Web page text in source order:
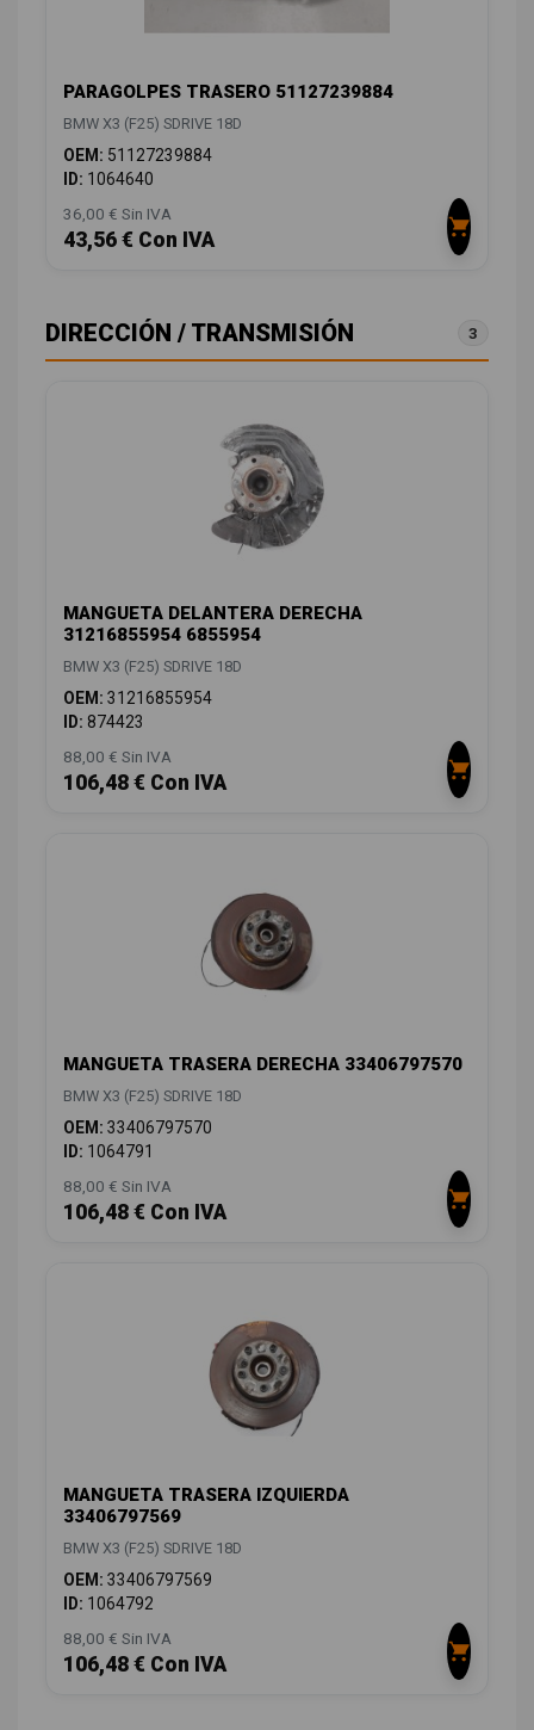
PARAGOLPES TRASERO 51127239884
BMW X3 (F25) SDRIVE 18D
OEM: 51127239884
ID: 1064640
36,00 € Sin IVA
43,56 € Con IVA
DIRECCIÓN / TRANSMISIÓN 3
MANGUETA DELANTERA DERECHA
31216855954 6855954
BMW X3 (F25) SDRIVE 18D
OEM: 31216855954
ID: 874423
88,00 € Sin IVA
106,48 € Con IVA
MANGUETA TRASERA DERECHA 33406797570
BMW X3 (F25) SDRIVE 18D
OEM: 33406797570
ID: 1064791
88,00 € Sin IVA
106,48 € Con IVA
MANGUETA TRASERA IZQUIERDA
33406797569
BMW X3 (F25) SDRIVE 18D
OEM: 33406797569
ID: 1064792
88,00 € Sin IVA
106,48 € Con IVA